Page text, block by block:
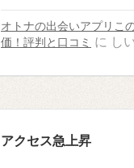
オトナの出会いアプリこ
価！評判と口コミ
に し
アクセス急上昇